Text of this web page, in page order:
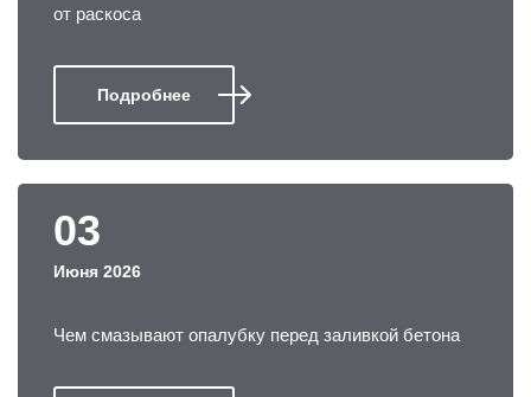
от раскоса
Подробнее
03
Июня 2026
Чем смазывают опалубку перед заливкой бетона